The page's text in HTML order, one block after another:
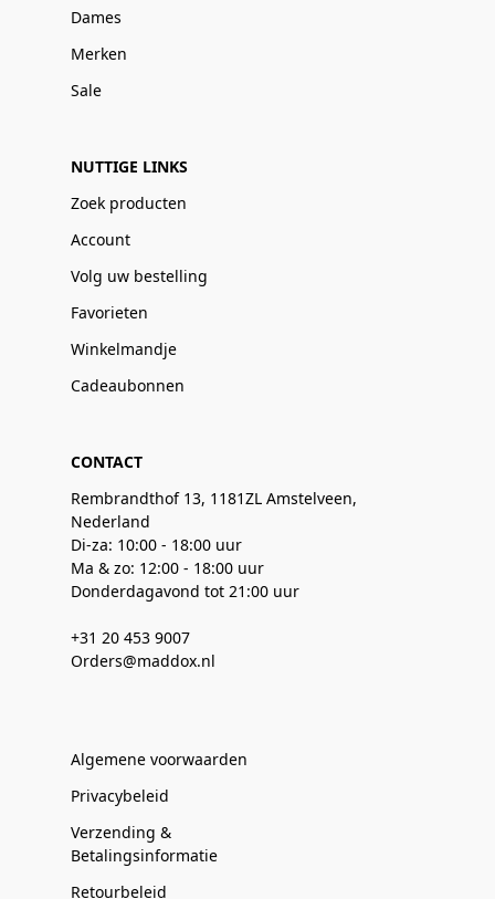
Dames
Merken
Sale
NUTTIGE LINKS
Zoek producten
Account
Volg uw bestelling
Favorieten
Winkelmandje
Cadeaubonnen
CONTACT
Rembrandthof 13, 1181ZL Amstelveen,
Nederland
Di-za: 10:00 - 18:00 uur
Ma & zo: 12:00 - 18:00 uur
Donderdagavond tot 21:00 uur
+31 20 453 9007
Orders@maddox.nl
Algemene voorwaarden
Privacybeleid
Verzending &
Betalingsinformatie
Retourbeleid